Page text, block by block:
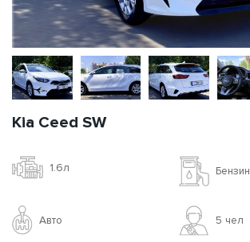
Kia Ceed SW
1.6л Бензин
Авто 5 чел